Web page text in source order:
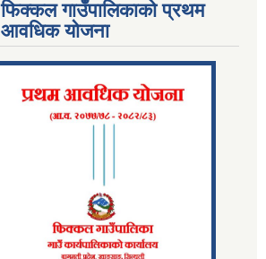
फिक्कल गाउँपालिकाको प्रथम
आवधिक योजना